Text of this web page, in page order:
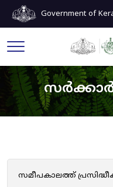
Government of
സമീപകാലത്ത്